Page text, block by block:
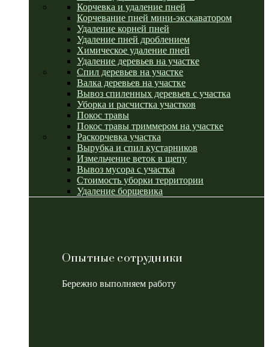
Корчевка и удаление пней
Корчевание пней мини-экскаватором
Удаление корней пней
Удаление пней дроблением
Химическое удаление пней
Удаление деревьев на участке
Спил деревьев на участке
Валка деревьев на участке
Вывоз спиленных деревьев с участка
Уборка и расчистка участков
Покос травы
Покос травы триммером на участке
Раскорчевка участка
Вырубка и спил кустарников
Измельчение веток в щепу
Вывоз мусора с участка
Стоимость уборки территории
Удаление борщевика
Опытные сотрудники
Бережно выполняем работу